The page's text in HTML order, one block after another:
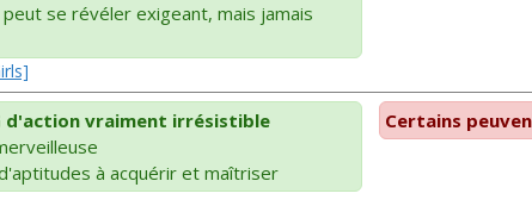
se révéler exigeant, mais jamais
d'action vraiment irrésistible
à acquérir et maîtriser
Certains